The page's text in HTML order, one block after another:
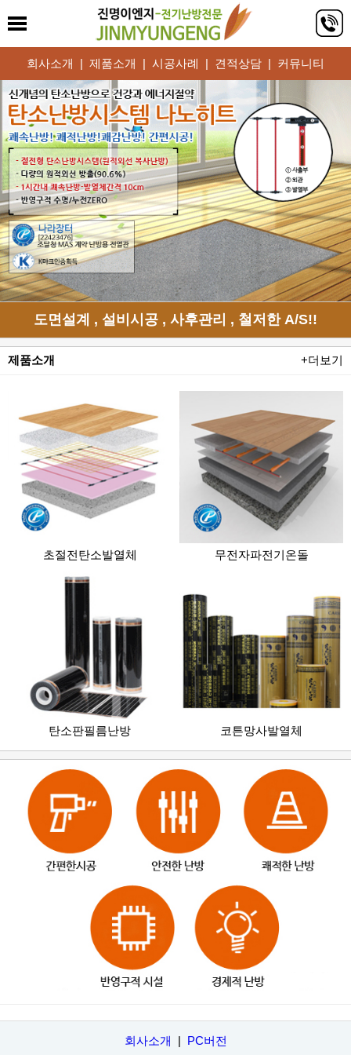
회사소개 | 제품소개 | 시공사례 | 견적상담 | 커뮤니티
도면설계 , 설비시공 , 사후관리 , 철저한 A/S!!
제품소개 +더보기
초절전탄소발열체 무전자파전기온돌
탄소판필름난방 코튼망사발열체
회사소개 | PC버전